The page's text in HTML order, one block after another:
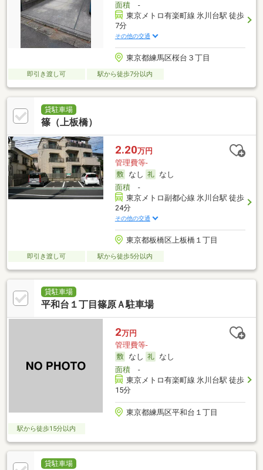
面積-
東京メトロ有楽町線 氷川台駅 徒歩
7分
その他の交通
東京都練馬区桜台３丁目
即引き渡し可 駅から徒歩7分以内
貸駐車場
篠（上板橋）
2.20万円
管理費等-
なし
なし
面積-
東京メトロ副都心線 氷川台駅 徒歩
24分
その他の交通
東京都板橋区上板橋１丁目
即引き渡し可 駅から徒歩5分以内
貸駐車場
平和台１丁目篠原Ａ駐車場
2万円
管理費等-
なし
なし
面積-
東京メトロ有楽町線 氷川台駅 徒歩
15分
東京都練馬区平和台１丁目
駅から徒歩15分以内
貸駐車場